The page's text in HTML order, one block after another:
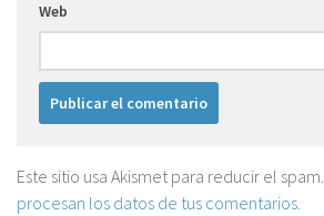
Web
Este sitio usa Akismet para reducir el spam.
procesan los datos de tus comentarios.